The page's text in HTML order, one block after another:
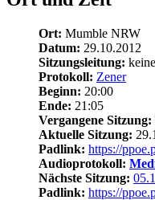
Ort: Mumble NRW
Datum: 29.10.2012
Sitzungsleitung: keine
Protokoll: Zener
Beginn: 20:00
Ende: 21:05
Vergangene Sitzung:
Aktuelle Sitzung:
Padlink: https://
Audioprotokoll:
Nächste Sitzung:
Padlink: https://